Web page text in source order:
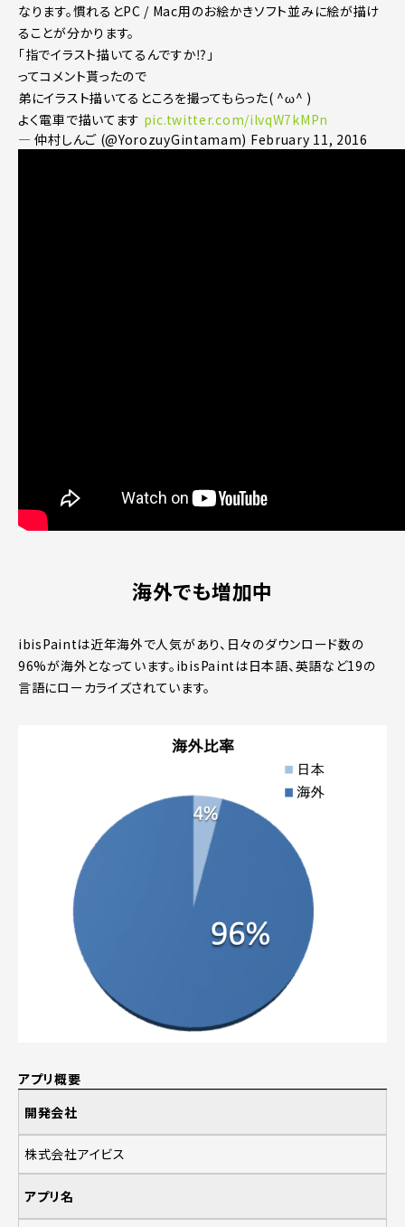
なります。慣れるとPC / Mac用のお絵かきソフト並みに絵が描け
ることが分かります。
「指でイラスト描いてるんですか⁉︎」
ってコメント貰ったので
弟にイラスト描いてるところを撮ってもらった( ^ω^ )
よく電車で描いてます pic.twitter.com/ilvqW7kMPn
— 仲村しんご (@YorozuyGintamam) February 11, 2016
海外でも増加中
ibisPaintは近年海外で人気があり、日々のダウンロード数の
96%が海外となっています。ibisPaintは日本語、英語など19の
言語にローカライズされています。
アプリ概要
開発会社
株式会社アイビス
アプリ名